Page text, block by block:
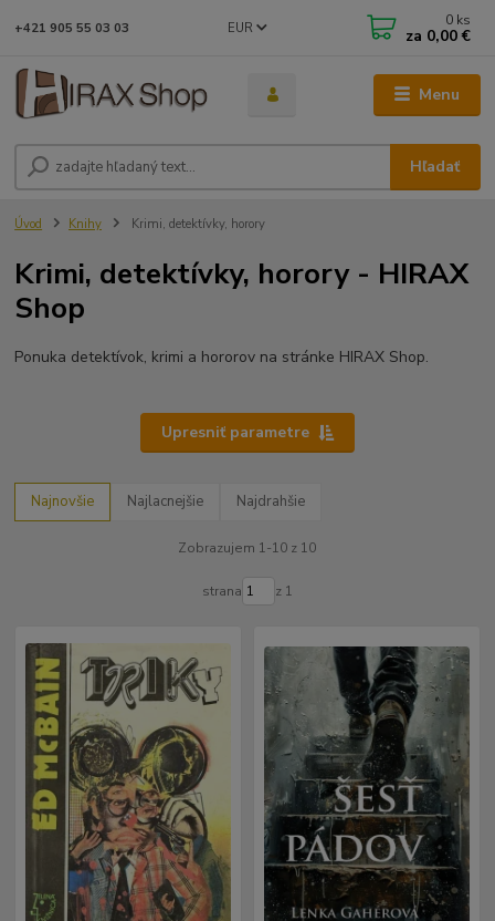
Menu
EUR
Hľadať
+421 905 55 03 03 0 ks
za 0,00 €
Úvod Knihy Krimi, detektívky, horory
Krimi, detektívky, horory - HIRAX
Shop
Ponuka detektívok, krimi a hororov na stránke HIRAX Shop.
Upresniť parametre
Najnovšie Najlacnejšie Najdrahšie
Zobrazujem 1-10 z 10
strana z 1